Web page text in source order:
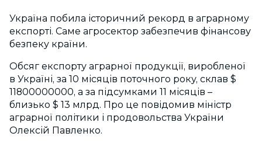
Україна побила історичний рекорд в аграрному
експорті. Саме агросектор забезпечив фінансову
безпеку країни.
Обсяг експорту аграр­ної продукції, виробленої
в Україні, за 10 місяців поточного року, склав $
11800000000, а за підсумками 11 місяців –
близько $ 13 млрд. Про це повідомив міністр
аграрної політики і продовольства України
Олексій Павленко.